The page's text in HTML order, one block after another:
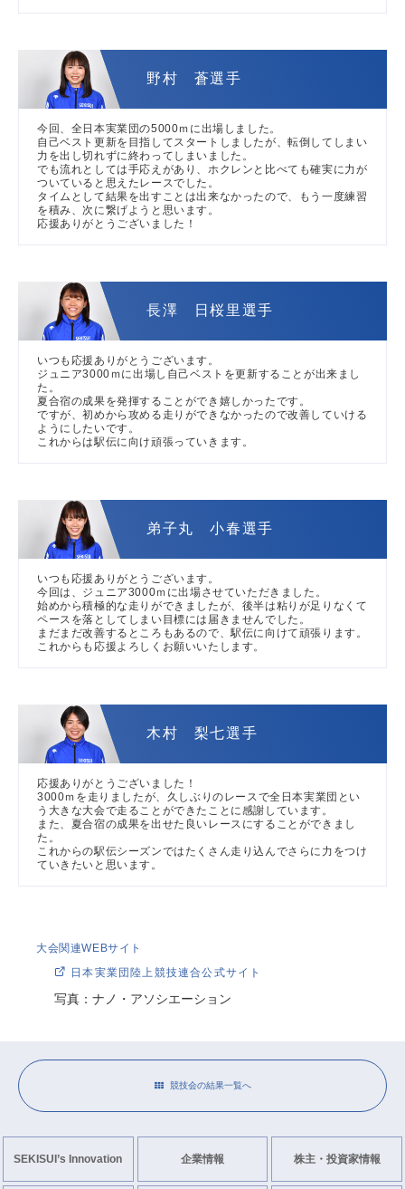
野村 蒼選手
今回、全日本実業団の5000ｍに出場しました。
自己ベスト更新を目指してスタートしましたが、転倒してしまい
力を出し切れずに終わってしまいました。
でも流れとしては手応えがあり、ホクレンと比べても確実に力が
ついていると思えたレースでした。
タイムとして結果を出すことは出来なかったので、もう一度練習
を積み、次に繋げようと思います。
応援ありがとうございました！
長澤 日桜里選手
いつも応援ありがとうございます。
ジュニア3000ｍに出場し自己ベストを更新することが出来まし
た。
夏合宿の成果を発揮することができ嬉しかったです。
ですが、初めから攻める走りができなかったので改善していける
ようにしたいです。
これからは駅伝に向け頑張っていきます。
弟子丸 小春選手
いつも応援ありがとうございます。
今回は、ジュニア3000ｍに出場させていただきました。
始めから積極的な走りができましたが、後半は粘りが足りなくて
ペースを落としてしまい目標には届きませんでした。
まだまだ改善するところもあるので、駅伝に向けて頑張ります。
これからも応援よろしくお願いいたします。
木村 梨七選手
応援ありがとうございました！
3000ｍを走りましたが、久しぶりのレースで全日本実業団とい
う大きな大会で走ることができたことに感謝しています。
また、夏合宿の成果を出せた良いレースにすることができまし
た。
これからの駅伝シーズンではたくさん走り込んでさらに力をつけ
ていきたいと思います。
大会関連WEBサイト
日本実業団陸上競技連合公式サイト
写真：ナノ・アソシエーション
競技会の結果一覧へ
SEKISUI’s Innovation 企業情報 株主・投資家情報